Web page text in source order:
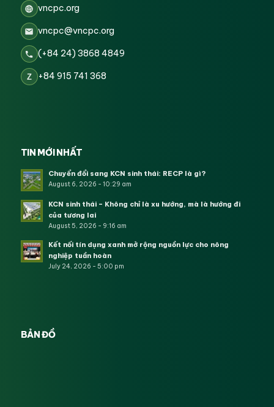
vncpc.org
vncpc@vncpc.org
(+84 24) 3868 4849
Z +84 915 741 368
TIN MỚI NHẤT
Chuyển đổi sang KCN sinh thái: RECP là gì?
August 6, 2026 - 10:29 am
KCN sinh thái – Không chỉ là xu hướng, mà là hướng đi
của tương lai
August 5, 2026 - 9:16 am
Kết nối tín dụng xanh mở rộng nguồn lực cho nông
nghiệp tuần hoàn
July 24, 2026 - 5:00 pm
BẢN ĐỒ